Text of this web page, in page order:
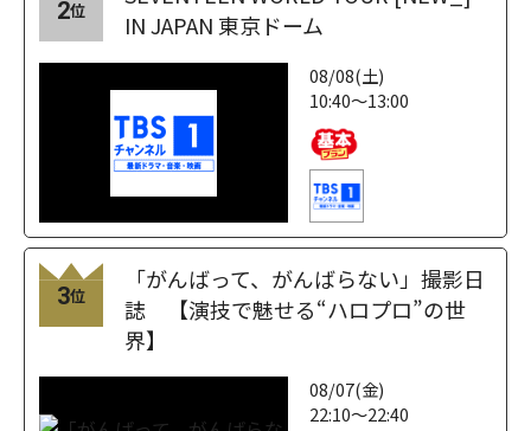
2位
IN JAPAN 東京ドーム
08/08(土)
10:40～13:00
3位
「がんばって、がんばらない」撮影日
誌 【演技で魅せる“ハロプロ”の世
界】
08/07(金)
22:10～22:40